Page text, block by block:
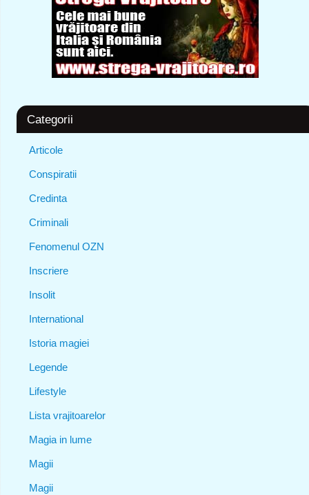
Categorii
Articole
Conspiratii
Credinta
Criminali
Fenomenul OZN
Inscriere
Insolit
International
Istoria magiei
Legende
Lifestyle
Lista vrajitoarelor
Magia in lume
Magii
Magii